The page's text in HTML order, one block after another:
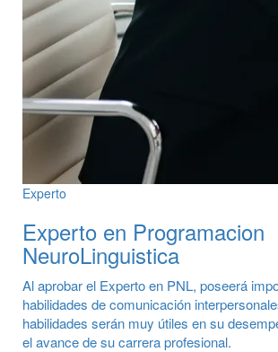
Experto
Experto en Programacion
NeuroLinguistica
Al aprobar el Experto en PNL, poseerá
habilidades de comunicación
habilidades serán muy útiles en su
el avance de su carrera profesional.